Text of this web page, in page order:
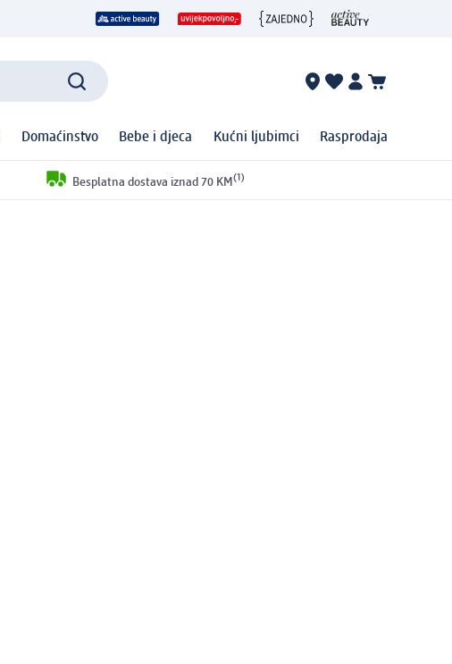
Domaćinstvo Bebe i djeca Kućni ljubimci Rasprodaja
Besplatna dostava iznad 70 KM (1)